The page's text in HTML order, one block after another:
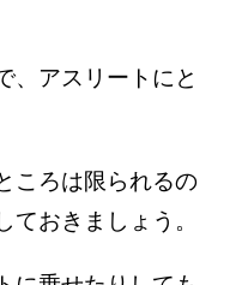
、アスリートにと
ころは限られるの
ておきましょう。